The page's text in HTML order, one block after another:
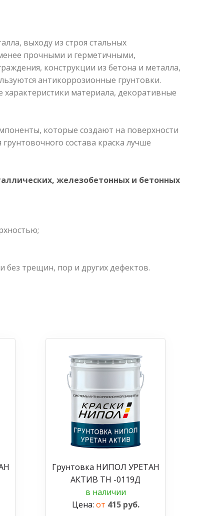
выходу из строя стальных
прочными и герметичными,
конструкции из бетона и металла,
антикоррозионные грунтовки.
материала, декоративные
которые создают на поверхности
состава краска лучше
железобетонных и бетонных
без трещин, пор и других дефектов.
Грунтовка НИПОЛ УРЕТАН
АКТИВ ТН -0119Д
в наличии
Цена: от 415 руб.